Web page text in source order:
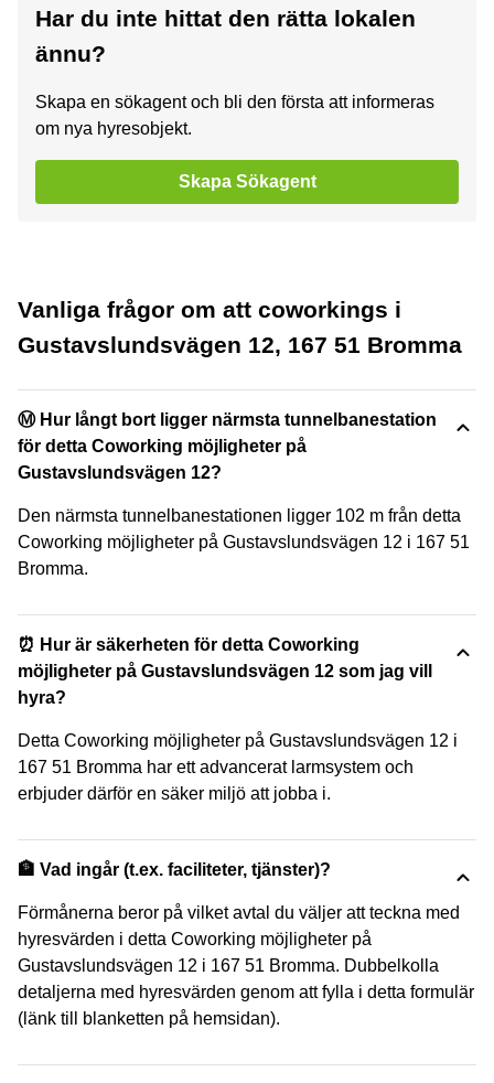
Har du inte hittat den rätta lokalen
ännu?
Skapa en sökagent och bli den första att informeras
om nya hyresobjekt.
Skapa Sökagent
Vanliga frågor om att coworkings i
Gustavslundsvägen 12, 167 51 Bromma
Ⓜ️ Hur långt bort ligger närmsta tunnelbanestation
för detta Coworking möjligheter på
Gustavslundsvägen 12?
Den närmsta tunnelbanestationen ligger 102 m från detta
Coworking möjligheter på Gustavslundsvägen 12 i 167 51
Bromma.
⏰ Hur är säkerheten för detta Coworking
möjligheter på Gustavslundsvägen 12 som jag vill
hyra?
Detta Coworking möjligheter på Gustavslundsvägen 12 i
167 51 Bromma har ett advancerat larmsystem och
erbjuder därför en säker miljö att jobba i.
🏦 Vad ingår (t.ex. faciliteter, tjänster)?
Förmånerna beror på vilket avtal du väljer att teckna med
hyresvärden i detta Coworking möjligheter på
Gustavslundsvägen 12 i 167 51 Bromma. Dubbelkolla
detaljerna med hyresvärden genom att fylla i detta formulär
(länk till blanketten på hemsidan).